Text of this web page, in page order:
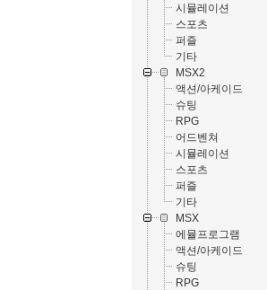
시뮬레이션
스포츠
퍼즐
기타
MSX2
액션/아케이드
슈팅
RPG
어드벤쳐
시뮬레이션
스포츠
퍼즐
기타
MSX
에뮬프로그램
액션/아케이드
슈팅
RPG